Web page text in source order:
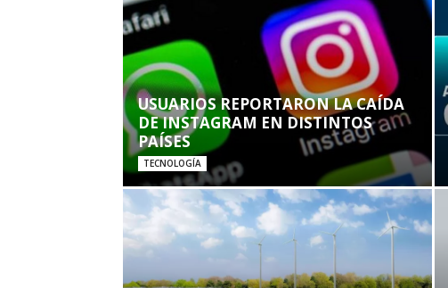
USUARIOS REPORTARON LA CAÍDA
DE INSTAGRAM EN DISTINTOS
PAÍSES
TECNOLOGÍA